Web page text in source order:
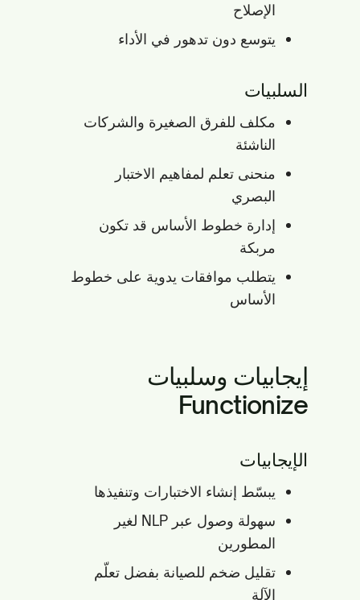
الإصلاح
يتوسع دون تدهور في الأداء
السلبيات
مكلف للفرق الصغيرة والشركات
الناشئة
منحنى تعلم لمفاهيم الاختبار
البصري
إدارة خطوط الأساس قد تكون
مربكة
يتطلب موافقات يدوية على خطوط
الأساس
إيجابيات وسلبيات
Functionize
الإيجابيات
يبسّط إنشاء الاختبارات وتنفيذها
سهولة وصول عبر NLP لغير
المطورين
تقليل ضخم للصيانة بفضل تعلّم
الآلة